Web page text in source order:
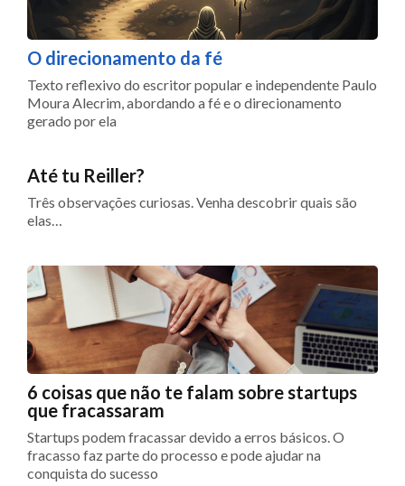
O direcionamento da fé
Texto reflexivo do escritor popular e independente Paulo
Moura Alecrim, abordando a fé e o direcionamento
gerado por ela
Até tu Reiller?
Três observações curiosas. Venha descobrir quais são
elas…
6 coisas que não te falam sobre startups
que fracassaram
Startups podem fracassar devido a erros básicos. O
fracasso faz parte do processo e pode ajudar na
conquista do sucesso